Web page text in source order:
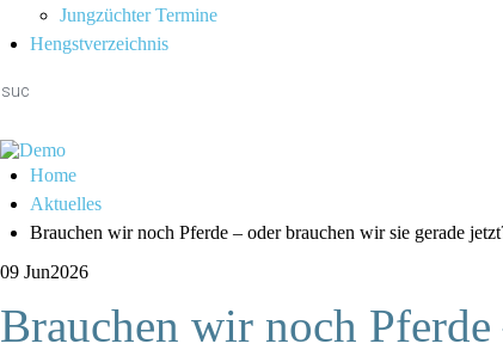
Jungzüchter Termine
Hengstverzeichnis
Home
Aktuelles
Brauchen wir noch Pferde – oder brauchen wir sie gerade
09 Jun2026
Brauchen wir noch